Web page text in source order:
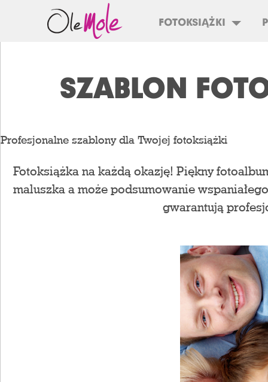
FOTOKSIĄŻKI
SZABLON
Profesjonalne szablony dla Twojej fotoksiążki
Fotoksiążka na każdą okazję! Piękny
maluszka a może podsumowanie
gwarantują